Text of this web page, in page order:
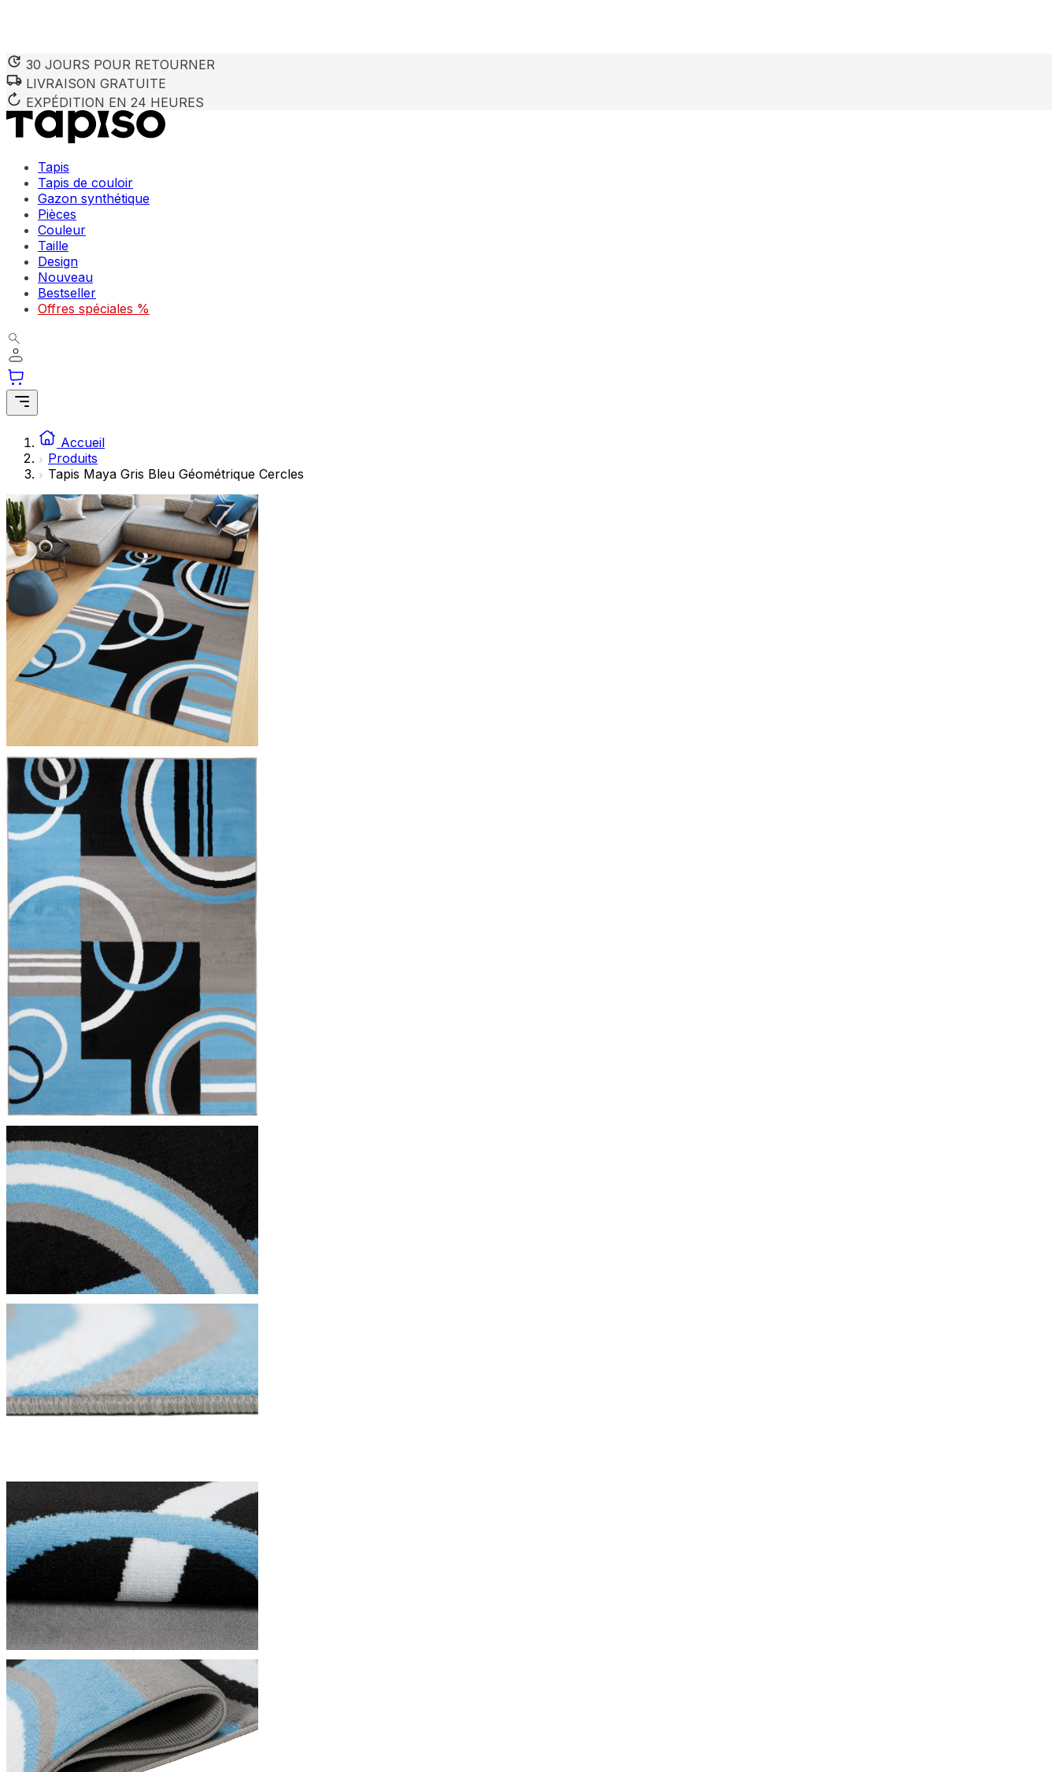
30 JOURS POUR RETOURNER
LIVRAISON GRATUITE
EXPÉDITION EN 24 HEURES
Tapis
Tapis de couloir
Gazon synthétique
Pièces
Couleur
Taille
Design
Nouveau
Bestseller
Offres spéciales %
Accueil
Produits
Tapis Maya Gris Bleu Géométrique Cercles
Nous utilisons des cookies pour personnaliser le contenu et les annonces, offrir des fonctionnalités de réseaux sociaux et analyser notre trafic.
Nous partageons également des informations sur votre utilisation de notre site avec nos partenaires sociaux, publicitaires et analytiques. Ces
partenaires peuvent combiner ces informations avec d'autres données que vous leur avez fournies ou qu'ils ont collectées lors de votre
utilisation de leurs services.
Indispensables
Les cookies indispensables sont cruciaux pour les fonctions de base du site et le site ne fonctionnera pas comme prévu sans eux. Ces cookies
ne stockent aucune donnée permettant d'identifier personnellement un utilisateur.
Préférences
Les cookies liés aux préférences permettent au site de se souvenir des informations qui modifient l'apparence ou le fonctionnement du site,
comme votre langue préférée ou la région dans laquelle vous vous trouvez.